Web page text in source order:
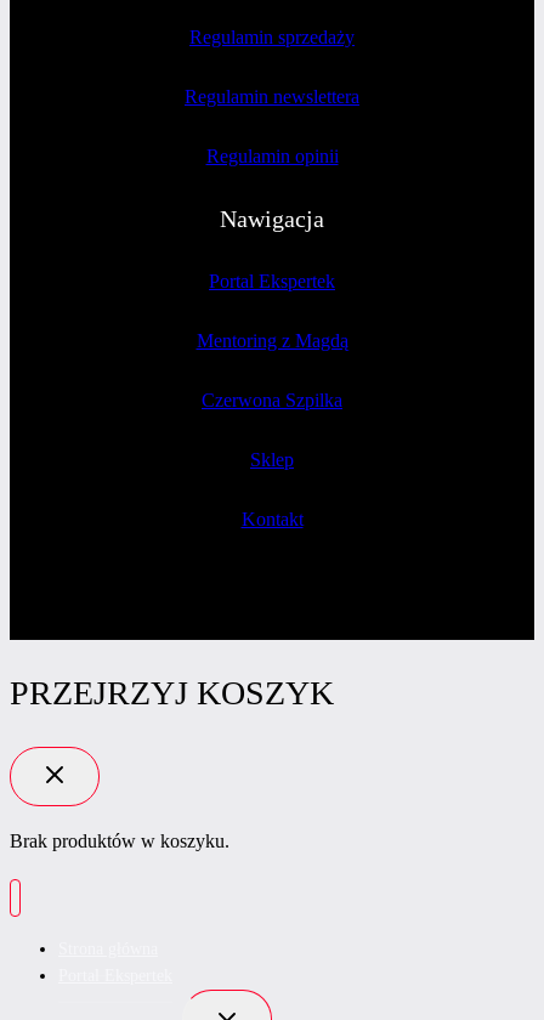
Regulamin sprzedaży
Regulamin newslettera
Regulamin opinii
Nawigacja
Portal Ekspertek
Mentoring z Magdą
Czerwona Szpilka
Sklep
Kontakt
PRZEJRZYJ KOSZYK
Brak produktów w koszyku.
Przełącz